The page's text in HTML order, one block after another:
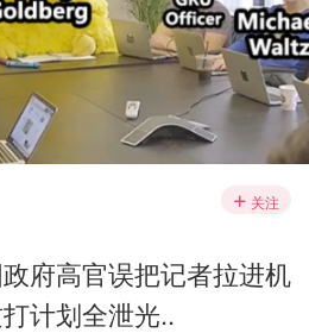
关注
府高官误把记者拉进机
计划全泄光..